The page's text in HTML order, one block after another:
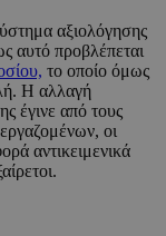
αξιολόγησης
αυτό προβλέπεται
το οποίο όμως
Η αλλαγή
έγινε από τους
οι
αντικειμενικά